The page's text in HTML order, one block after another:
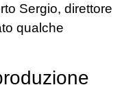
Sergio, direttore
qualche